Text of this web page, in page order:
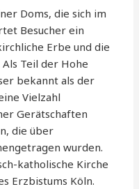
Doms, die sich im
Besucher ein
Erbe und die
Teil der Hohe
bekannt als der
Vielzahl
Gerätschaften
die über
wurden.
katholische Kirche
Erzbistums Köln.